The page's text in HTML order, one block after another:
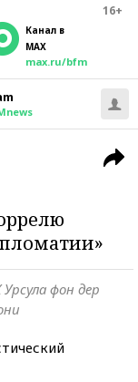
16+
Канал в
MAX
max.ru/bfm
фон дер